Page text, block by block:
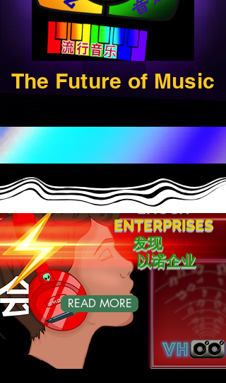
The Future of Music
DISCOVER
ENOCH
ENTERPRISES
发现
以诺企业
READ MORE